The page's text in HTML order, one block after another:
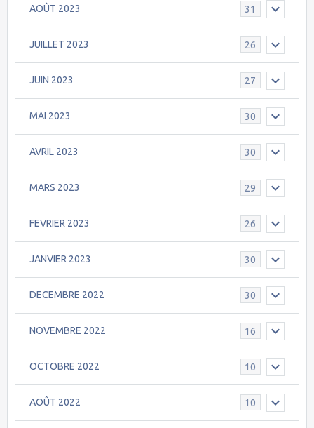
AOÛT 2023 31
JUILLET 2023 26
JUIN 2023 27
MAI 2023 30
AVRIL 2023 30
MARS 2023 29
FEVRIER 2023 26
JANVIER 2023 30
DECEMBRE 2022 30
NOVEMBRE 2022 16
OCTOBRE 2022 10
AOÛT 2022 10